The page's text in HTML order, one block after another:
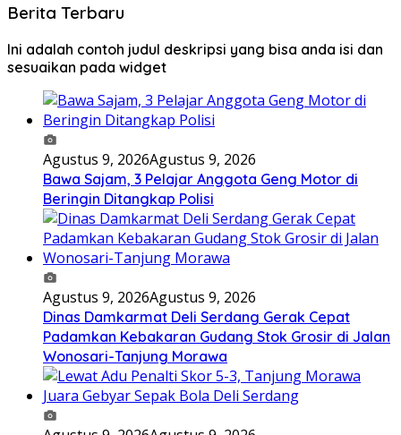
Berita Terbaru
Ini adalah contoh judul deskripsi yang bisa anda isi dan
sesuaikan pada widget
Agustus 9, 2026Agustus 9, 2026
Bawa Sajam, 3 Pelajar Anggota Geng Motor di
Beringin Ditangkap Polisi
Agustus 9, 2026Agustus 9, 2026
Dinas Damkarmat Deli Serdang Gerak Cepat
Padamkan Kebakaran Gudang Stok Grosir di Jalan
Wonosari-Tanjung Morawa